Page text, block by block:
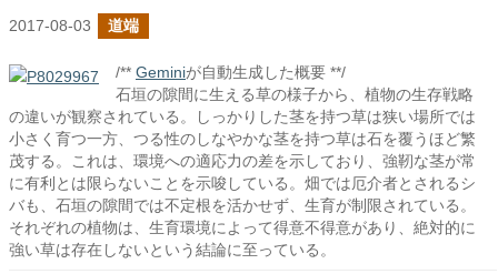
2017-08-03 道端
/** Geminiが自動生成した概要 **/
石垣の隙間に生える草の様子から、植物の生存戦略
の違いが観察されている。しっかりした茎を持つ草は狭い場所では
小さく育つ一方、つる性のしなやかな茎を持つ草は石を覆うほど繁
茂する。これは、環境への適応力の差を示しており、強靭な茎が常
に有利とは限らないことを示唆している。畑では厄介者とされるシ
バも、石垣の隙間では不定根を活かせず、生育が制限されている。
それぞれの植物は、生育環境によって得意不得意があり、絶対的に
強い草は存在しないという結論に至っている。